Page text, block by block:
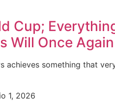
Cup;
Will Once
achieves something that
1, 2026